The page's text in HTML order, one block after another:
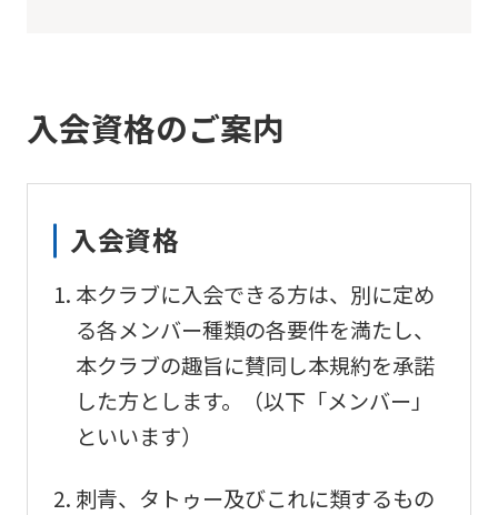
入会資格のご案内
入会資格
本クラブに入会できる方は、別に定め
る各メンバー種類の各要件を満たし、
本クラブの趣旨に賛同し本規約を承諾
した方とします。（以下「メンバー」
といいます）
刺青、タトゥー及びこれに類するもの